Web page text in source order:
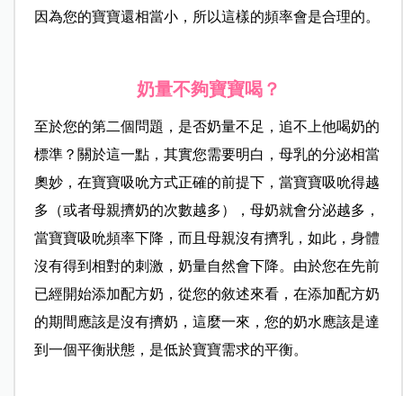
因為您的寶寶還相當小，所以這樣的頻率會是合理的。
奶量不夠寶寶喝？
至於您的第二個問題，是否奶量不足，追不上他喝奶的
標準？關於這一點，其實您需要明白，母乳的分泌相當
奧妙，在寶寶吸吮方式正確的前提下，當寶寶吸吮得越
多（或者母親擠奶的次數越多），母奶就會分泌越多，
當寶寶吸吮頻率下降，而且母親沒有擠乳，如此，身體
沒有得到相對的刺激，奶量自然會下降。由於您在先前
已經開始添加配方奶，從您的敘述來看，在添加配方奶
的期間應該是沒有擠奶，這麼一來，您的奶水應該是達
到一個平衡狀態，是低於寶寶需求的平衡。